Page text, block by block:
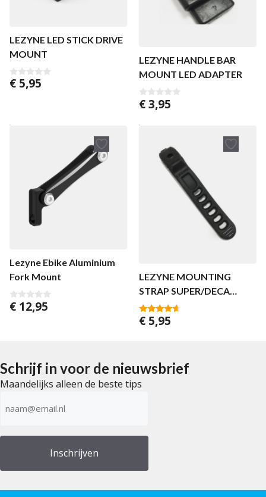
LEZYNE LED STICK DRIVE
MOUNT
0
€ 5,95
LEZYNE HANDLE BAR
MOUNT LED ADAPTER
0
n
€3,95
Lezyne Ebike Aluminium
Fork Mount
0
v
€ 12,95
LEZYNE MOUNTING
STRAP SUPER/DECA
BLACK
4.40
van 5
€ 5,95
Schrijf in voor de nieuwsbrief
Maandelijks alleen de beste tips
mailadres